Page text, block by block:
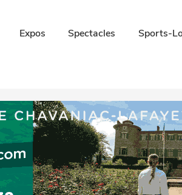
Expos Spectacles Sports-